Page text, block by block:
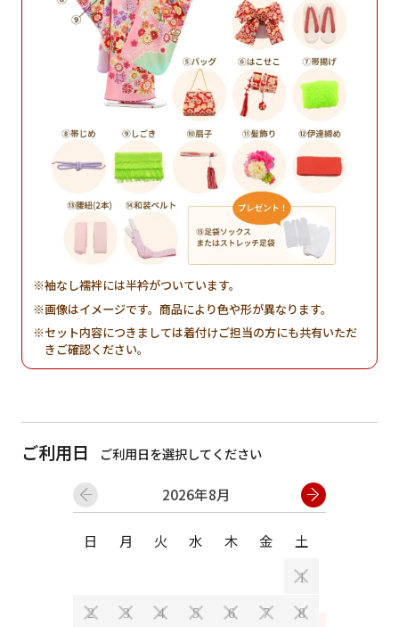
袖なし襦袢には半衿がついています。
画像はイメージです。商品により色や形が異なります。
セット内容につきましては着付けご担当の方にも共有いただ
きご確認ください。
ご利用日 ご利用日を選択してください
2026年8月
日 月 火 水 木 金 土
1
2 3 4 5 6 7 8